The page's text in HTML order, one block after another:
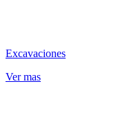
Excavaciones
Ver mas